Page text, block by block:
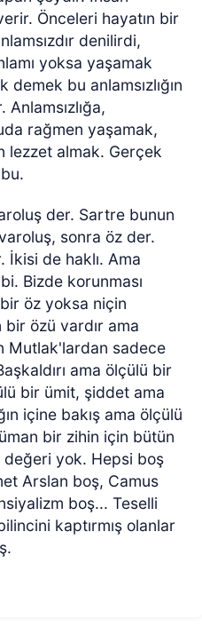
Önceleri hayatın bir
denilirdi,
yoksa yaşamak
demek bu anlamsızlığın
Anlamsızlığa,
rağmen yaşamak,
lezzet almak. Gerçek
der. Sartre bunun
sonra öz der.
İkisi de haklı. Ama
Bizde korunması
öz yoksa niçin
bir özü vardır ama
Mutlak'lardan sadece
ama ölçülü bir
bir ümit, şiddet ama
içine bakış ama ölçülü
bir zihin için bütün
değeri yok. Hepsi boş
Arslan boş, Camus
boş... Teselli
kaptırmış olanlar